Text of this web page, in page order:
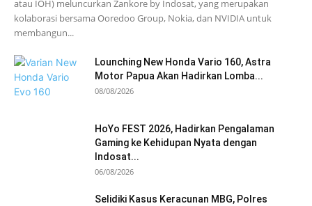
atau IOH) meluncurkan Zankore by Indosat, yang merupakan
kolaborasi bersama Ooredoo Group, Nokia, dan NVIDIA untuk
membangun...
Lounching New Honda Vario 160, Astra
Motor Papua Akan Hadirkan Lomba...
08/08/2026
HoYo FEST 2026, Hadirkan Pengalaman
Gaming ke Kehidupan Nyata dengan
Indosat...
06/08/2026
Selidiki Kasus Keracunan MBG, Polres